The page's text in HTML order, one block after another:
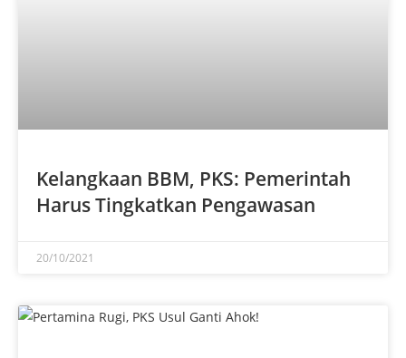
Kelangkaan BBM, PKS: Pemerintah
Harus Tingkatkan Pengawasan
20/10/2021